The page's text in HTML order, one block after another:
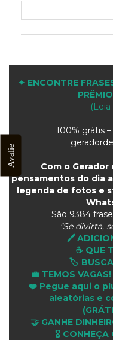
✦ ENCONTRE
100% grátis
Com o
pensamentos do dia
legenda de fotos e
São 9384
"Se divirta,
🖊️
☕ QUE
🏷️ BUSCA
💼 TEMOS
❤️ Pegue aqui o
aleatórias e
🤝 GANHE
🎖 CONHEÇA
Avalie